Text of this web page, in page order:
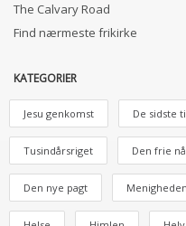
The Calvary Road
Find nærmeste frikirke
KATEGORIER
Jesu genkomst De sidste
Tusindårsriget Den frie
Den nye pagt Menigheden